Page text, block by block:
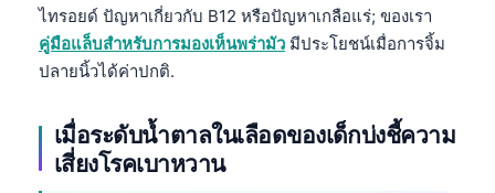
ไทรอยด์ ปัญหาเกี่ยวกับ B12 หรือปัญหาเกลือแร่; ของเรา
คู่มือแล็บสำหรับการมองเห็นพร่ามัว มีประโยชน์เมื่อการจิ้ม
ปลายนิ้วได้ค่าปกติ.
เมื่อระดับน้ำตาลในเลือดของเด็กบ่งชี้ความ
เสี่ยงโรคเบาหวาน
Қазақ тілі
Hrvatski
Slovenčina